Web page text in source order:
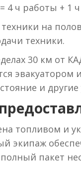
4 ч работы + 1
на
техники.
30 км от
и
топливом и
экипаж
полный пакет